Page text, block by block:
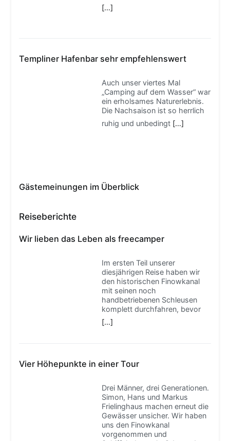
[…]
Templiner Hafenbar sehr empfehlenswert
Auch unser viertes Mal
„Camping auf dem Wasser“ war
ein erholsames Naturerlebnis.
Die Nachsaison ist so herrlich
ruhig und unbedingt […]
Gästemeinungen im Überblick
Reiseberichte
Wir lieben das Leben als freecamper
Im ersten Teil unserer
diesjährigen Reise haben wir
den historischen Finowkanal
mit seinen noch
handbetriebenen Schleusen
komplett durchfahren, bevor
[…]
Vier Höhepunkte in einer Tour
Drei Männer, drei Generationen.
Simon, Hans und Markus
Frielinghaus machen erneut die
Gewässer unsicher. Wir haben
uns den Finowkanal
vorgenommen und